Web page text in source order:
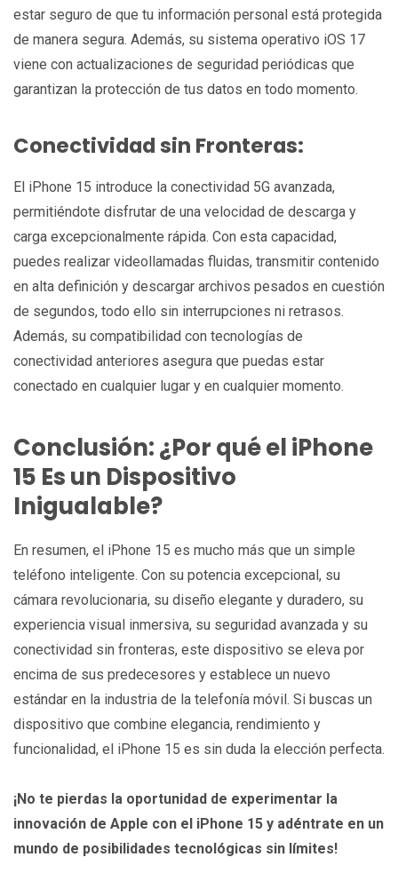
estar seguro de que tu información personal está protegida
de manera segura. Además, su sistema operativo iOS 17
viene con actualizaciones de seguridad periódicas que
garantizan la protección de tus datos en todo momento.
Conectividad sin Fronteras:
El iPhone 15 introduce la conectividad 5G avanzada,
permitiéndote disfrutar de una velocidad de descarga y
carga excepcionalmente rápida. Con esta capacidad,
puedes realizar videollamadas fluidas, transmitir contenido
en alta definición y descargar archivos pesados en cuestión
de segundos, todo ello sin interrupciones ni retrasos.
Además, su compatibilidad con tecnologías de
conectividad anteriores asegura que puedas estar
conectado en cualquier lugar y en cualquier momento.
Conclusión: ¿Por qué el iPhone
15 Es un Dispositivo
Inigualable?
En resumen, el iPhone 15 es mucho más que un simple
teléfono inteligente. Con su potencia excepcional, su
cámara revolucionaria, su diseño elegante y duradero, su
experiencia visual inmersiva, su seguridad avanzada y su
conectividad sin fronteras, este dispositivo se eleva por
encima de sus predecesores y establece un nuevo
estándar en la industria de la telefonía móvil. Si buscas un
dispositivo que combine elegancia, rendimiento y
funcionalidad, el iPhone 15 es sin duda la elección perfecta.
¡No te pierdas la oportunidad de experimentar la
innovación de Apple con el iPhone 15 y adéntrate en un
mundo de posibilidades tecnológicas sin límites!